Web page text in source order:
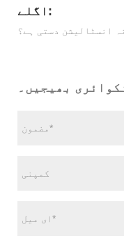
اگلے:
انسٹالیشن دستی ہے؟
بھیجیں۔